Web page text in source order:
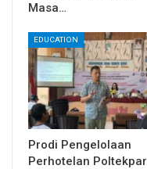
Masa…
EDUCATION
Prodi Pengelolaan
Perhotelan Poltekpar